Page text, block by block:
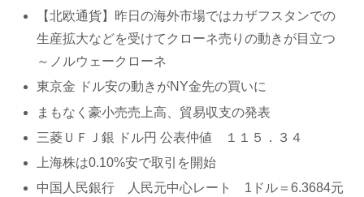
【北欧通貨】昨日の海外市場ではカザフスタンでの
生産拡大などを受けてクローネ売りの動きが目立つ
～ノルウェークローネ
東京金 ドル安の動きがNY金先の買いに
まもなく豪小売売上高、貿易収支の発表
三菱ＵＦＪ銀 ドル円 公表仲値 １１５．３４
上海株は0.10%安で取引を開始
中国人民銀行 人民元中心レート 1ドル＝6.3684元